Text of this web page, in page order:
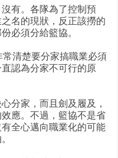
有。各隊為了控制預
名的現狀，反正該撈的
必須分給籃協。
清楚要分家搞職業必須
認為分家不可行的原
分家，而且劍及履及，
應。不過，籃協不是省
全心邁向職業化的可能